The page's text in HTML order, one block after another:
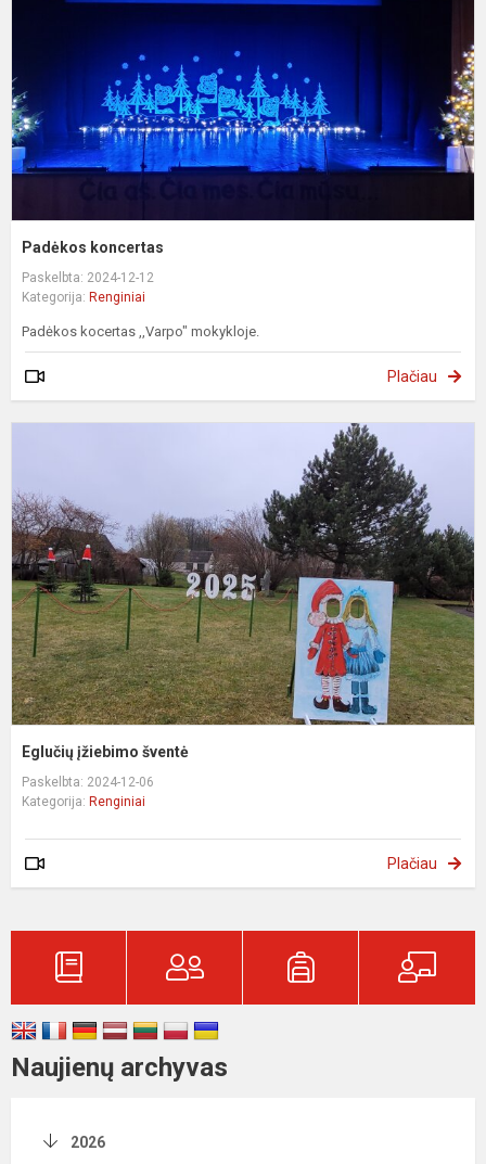
Padėkos koncertas
Paskelbta: 2024-12-12
Kategorija: Renginiai
Padėkos kocertas ,,Varpo" mokykloje.
Plačiau
Eglučių įžiebimo šventė
Paskelbta: 2024-12-06
Kategorija: Renginiai
Plačiau
Naujienų archyvas
2026